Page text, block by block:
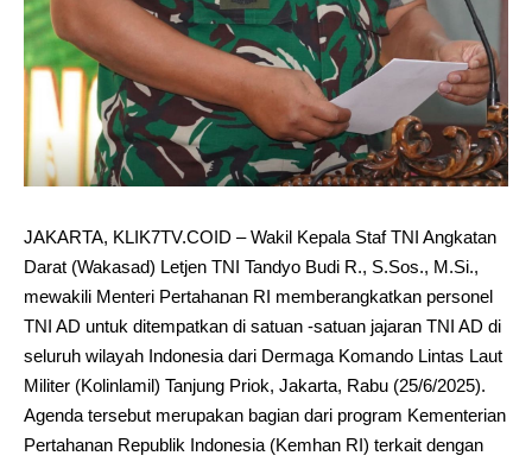
JAKARTA, KLIK7TV.COID – Wakil Kepala Staf TNI Angkatan
Darat (Wakasad) Letjen TNI Tandyo Budi R., S.Sos., M.Si.,
mewakili Menteri Pertahanan RI memberangkatkan personel
TNI AD untuk ditempatkan di satuan -satuan jajaran TNI AD di
seluruh wilayah Indonesia dari Dermaga Komando Lintas Laut
Militer (Kolinlamil) Tanjung Priok, Jakarta, Rabu (25/6/2025).
Agenda tersebut merupakan bagian dari program Kementerian
Pertahanan Republik Indonesia (Kemhan RI) terkait dengan